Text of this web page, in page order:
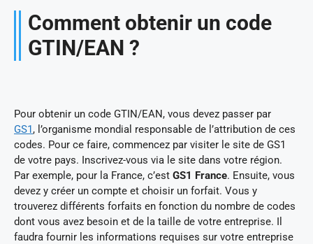
Comment obtenir un code
GTIN/EAN ?
Pour obtenir un code GTIN/EAN, vous devez passer par
GS1, l’organisme mondial responsable de l’attribution de ces
codes. Pour ce faire, commencez par visiter le site de GS1
de votre pays. Inscrivez-vous via le site dans votre région.
Par exemple, pour la France, c’est GS1 France. Ensuite, vous
devez y créer un compte et choisir un forfait. Vous y
trouverez différents forfaits en fonction du nombre de codes
dont vous avez besoin et de la taille de votre entreprise. Il
faudra fournir les informations requises sur votre entreprise